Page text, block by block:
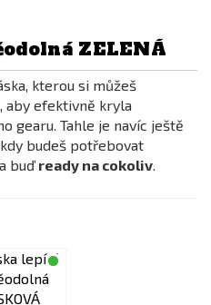
ZELENÁ
kterou si můžeš
aby efektivně kryla
gearu. Tahle je navíc ještě
budeš potřebovat
buď ready na cokoliv.